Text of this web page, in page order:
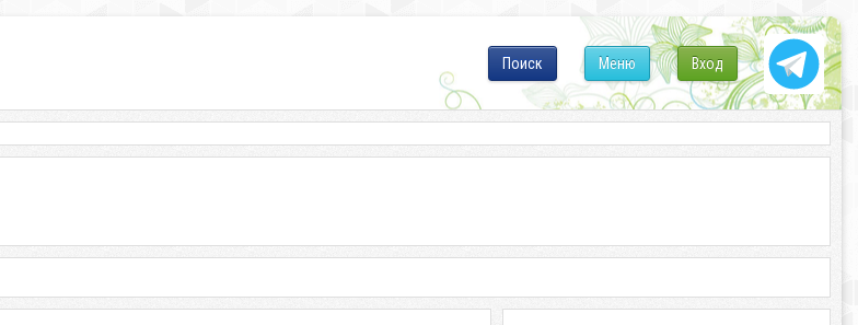
Вход
Меню
Поиск